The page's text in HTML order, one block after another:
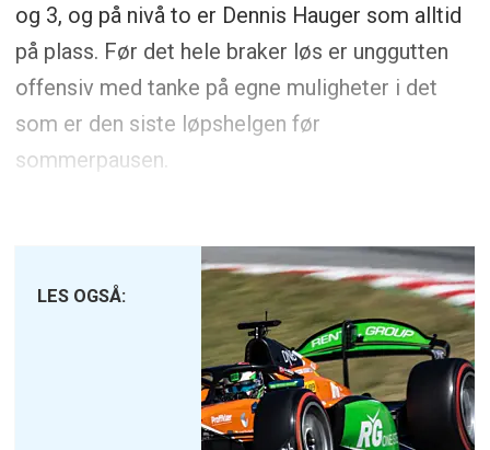
og 3, og på nivå to er Dennis Hauger som alltid
på plass. Før det hele braker løs er unggutten
offensiv med tanke på egne muligheter i det
som er den siste løpshelgen før
sommerpausen.
LES OGSÅ: